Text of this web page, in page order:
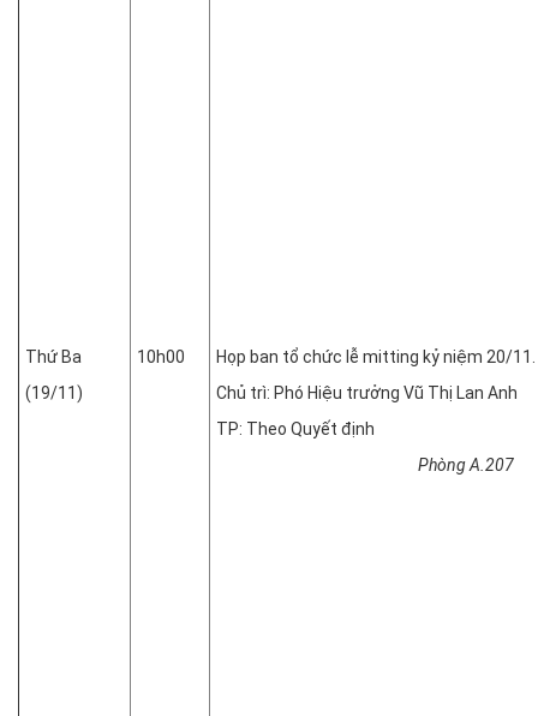
Thứ Ba
(19/11)
10h00
Họp ban tổ chức lễ mitting kỷ niệm 20/11.
Chủ trì: Phó Hiệu trưởng Vũ Thị Lan Anh
TP: Theo Quyết định
Phòng A.207